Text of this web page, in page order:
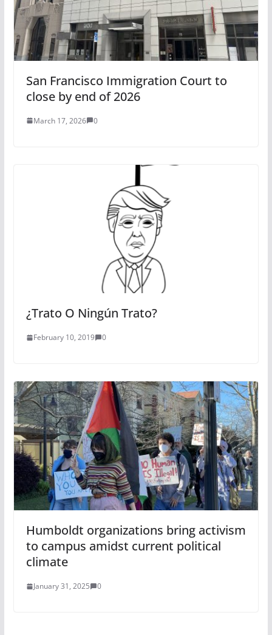
San Francisco Immigration Court to
close by end of 2026
March 17, 2026 0
¿Trato O Ningún Trato?
February 10, 2019 0
Humboldt organizations bring activism
to campus amidst current political
climate
January 31, 2025 0